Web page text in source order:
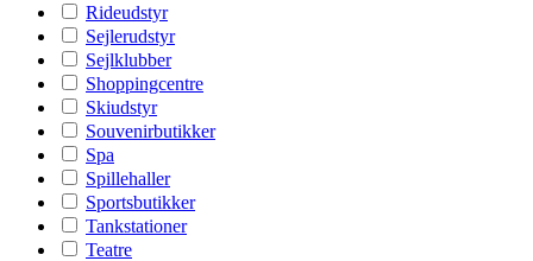
Rideudstyr
Sejlerudstyr
Sejlklubber
Shoppingcentre
Skiudstyr
Souvenirbutikker
Spa
Spillehaller
Sportsbutikker
Tankstationer
Teatre